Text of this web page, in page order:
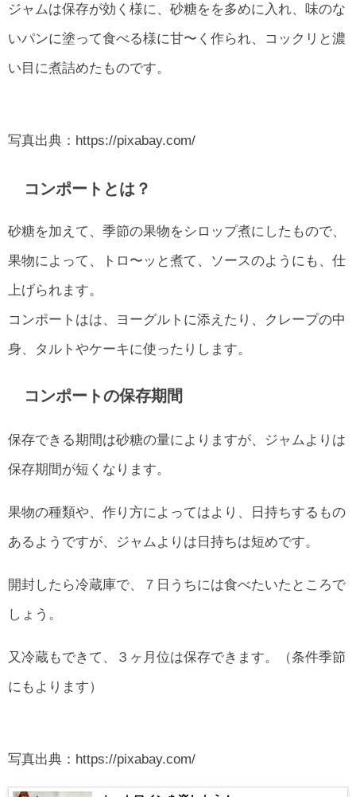
ジャムは保存が効く様に、砂糖をを多めに入れ、味のな
いパンに塗って食べる様に甘〜く作られ、コックリと濃
い目に煮詰めたものです。
写真出典：https://pixabay.com/
コンポートとは？
砂糖を加えて、季節の果物をシロップ煮にしたもので、
果物によって、トロ〜ッと煮て、ソースのようにも、仕
上げられます。
コンポートはは、ヨーグルトに添えたり、クレープの中
身、タルトやケーキに使ったりします。
コンポートの保存期間
保存できる期間は砂糖の量によりますが、ジャムよりは
保存期間が短くなります。
果物の種類や、作り方によってはより、日持ちするもの
あるようですが、ジャムよりは日持ちは短めです。
開封したら冷蔵庫で、７日うちには食べたいたところで
しょう。
又冷蔵もできて、３ヶ月位は保存できます。（条件季節
にもよります）
写真出典：https://pixabay.com/